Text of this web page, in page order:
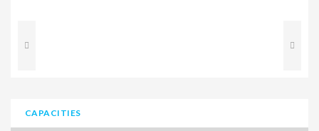
CAPACITIES